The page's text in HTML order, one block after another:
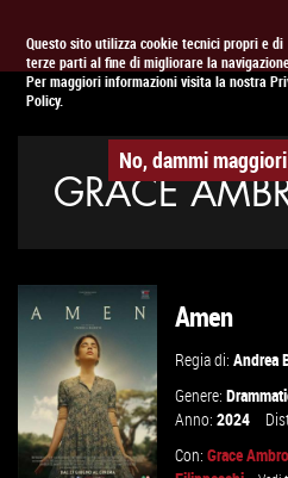
Questo sito utilizza cookie tecnici propri e di
terze parti al fine di migliorare la
Per maggiori informazioni visita la nostra
Policy.
No, dammi
APPUNTAMENTO AL CINEMA
GRACE
Amen
Regia di:Andrea
Genere:
Anno:2024
Con:Grace